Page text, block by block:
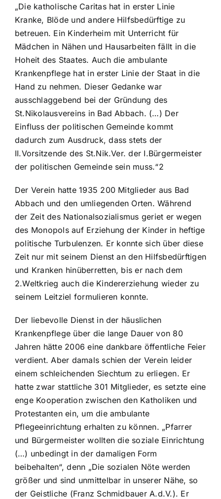
„Die katholische Caritas hat in erster Linie
Kranke, Blöde und andere Hilfsbedürftige zu
betreuen. Ein Kinderheim mit Unterricht für
Mädchen in Nähen und Hausarbeiten fällt in die
Hoheit des Staates. Auch die ambulante
Krankenpflege hat in erster Linie der Staat in die
Hand zu nehmen. Dieser Gedanke war
ausschlaggebend bei der Gründung des
St.Nikolausvereins in Bad Abbach. (…) Der
Einfluss der politischen Gemeinde kommt
dadurch zum Ausdruck, dass stets der
II.Vorsitzende des St.Nik.Ver. der I.Bürgermeister
der politischen Gemeinde sein muss.“2
Der Verein hatte 1935 200 Mitglieder aus Bad
Abbach und den umliegenden Orten. Während
der Zeit des Nationalsozialismus geriet er wegen
des Monopols auf Erziehung der Kinder in heftige
politische Turbulenzen. Er konnte sich über diese
Zeit nur mit seinem Dienst an den Hilfsbedürftigen
und Kranken hinüberretten, bis er nach dem
2.Weltkrieg auch die Kindererziehung wieder zu
seinem Leitziel formulieren konnte.
Der liebevolle Dienst in der häuslichen
Krankenpflege über die lange Dauer von 80
Jahren hätte 2006 eine dankbare öffentliche Feier
verdient. Aber damals schien der Verein leider
einem schleichenden Siechtum zu erliegen. Er
hatte zwar stattliche 301 Mitglieder, es setzte eine
enge Kooperation zwischen den Katholiken und
Protestanten ein, um die ambulante
Pflegeeinrichtung erhalten zu können. „Pfarrer
und Bürgermeister wollten die soziale Einrichtung
(…) unbedingt in der damaligen Form
beibehalten“, denn „Die sozialen Nöte werden
größer und sind unmittelbar in unserer Nähe, so
der Geistliche (Franz Schmidbauer A.d.V.). Er